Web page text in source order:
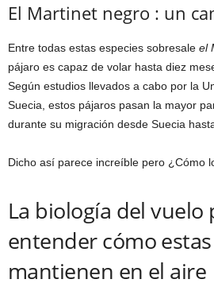
El Martinet negro : un
Entre todas estas especies sobresale el
pájaro es capaz de volar hasta diez
Según estudios llevados a cabo por la
Suecia, estos pájaros pasan la mayor
durante su migración desde Suecia
Dicho así parece increíble pero ¿Cómo
La biología del
entender cómo
mantienen en el aire